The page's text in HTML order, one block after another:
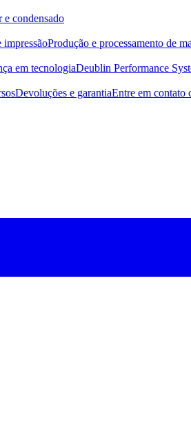
e condensado
impressãoProdução e processamento de
em tecnologiaDeublin Performance
Devoluções e garantiaEntre em contato